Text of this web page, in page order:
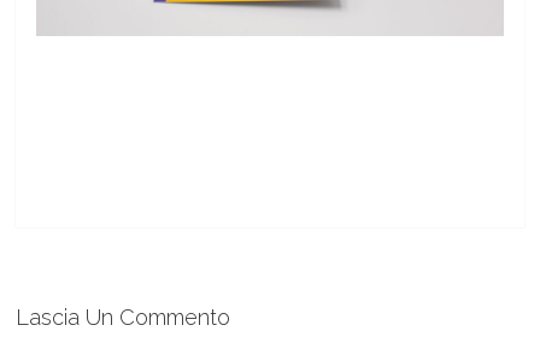
Lascia Un Commento